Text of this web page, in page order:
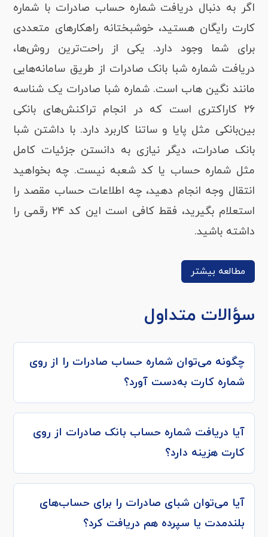
اگر به دنبال دریافت شماره حساب صادرات با شماره
کارت رایگان هستید، خوشبختانه راهکارهای متعددی
برای شما وجود دارد. یکی از راحت‌ترین روش‌ها،
دریافت شماره شبا بانک صادرات از طریق سامانه‌هایی
مانند نگین هاب است. شماره شبا صادرات یک شناسه
۲۶ کاراکتری است که در انجام تراکنش‌های بانکی
بین‌بانکی مثل پایا و ساتنا کاربرد دارد. با داشتن شبا
بانک صادرات، دیگر نیازی به دانستن جزئیات کامل
مثل شماره حساب یا کد شعبه نیست. چه بخواهید
انتقال وجه انجام دهید، چه اطلاعات حساب مقصد را
استعلام بگیرید، فقط کافی است این کد ۲۴ رقمی را
داشته باشید.
مطالعه بیشتر
سؤالات متداول
چگونه می‌توان شماره حساب صادرات را از روی
شماره کارت به‌دست آورد؟
آیا دریافت شماره حساب بانک صادرات از روی
کارت هزینه دارد؟
آیا می‌توان شبای صادرات را برای حساب‌های
بلندمدت یا سپرده هم دریافت کرد؟